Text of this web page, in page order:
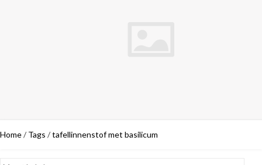
Home/ Tags /tafellinnenstof met basilicum